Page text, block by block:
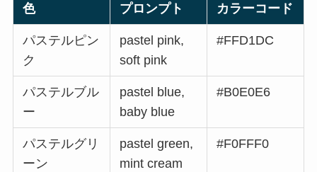
色 プロンプト カラーコード
パステルピン
ク
pastel pink,
soft pink
#FFD1DC
パステルブル
ー
pastel blue,
baby blue
#B0E0E6
パステルグリ
ーン
pastel green,
mint cream
#F0FFF0